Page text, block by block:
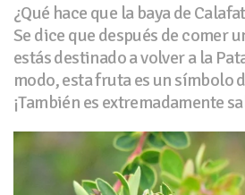
¿Qué hace que la baya de
Se dice que después de comer
estás destinado a volver a la
modo, esta fruta es un símbolo
¡También es extremadamente